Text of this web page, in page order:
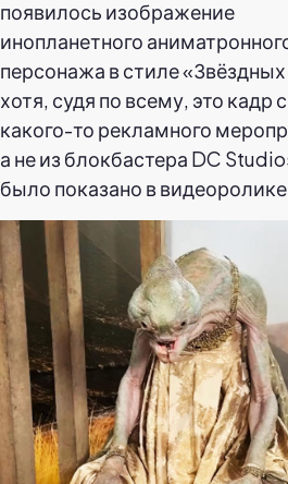
появилось изображение
инопланетного
персонажа в стиле
хотя, судя по всему, это кадр с
какого-то рекламного
а не из блокбастера DC
было показано в